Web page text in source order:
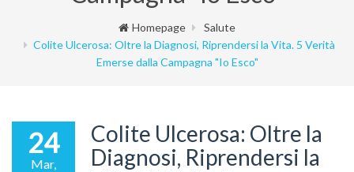
Homepage
Salute
Colite Ulcerosa: Oltre la Diagnosi, Riprendersi la Vita. 5 Verità
Emerse dalla Campagna "Io Esco"
24
Mar,
Colite Ulcerosa: Oltre la
Diagnosi, Riprendersi la